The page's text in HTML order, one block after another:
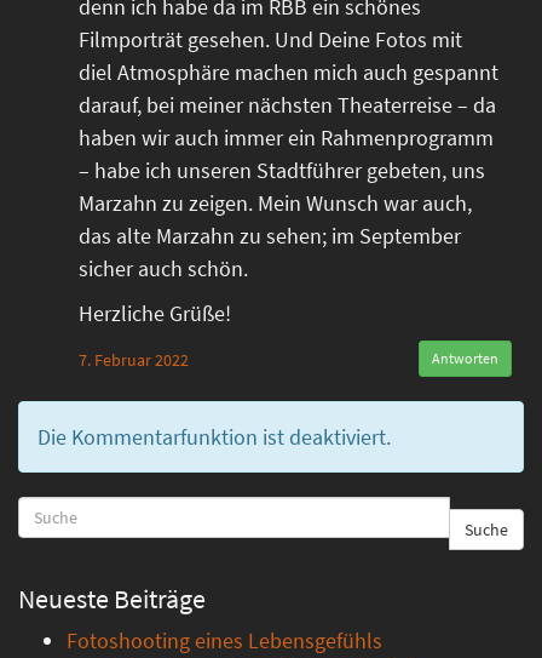
denn ich habe da im RBB ein schönes
Filmporträt gesehen. Und Deine Fotos mit
diel Atmosphäre machen mich auch gespannt
darauf, bei meiner nächsten Theaterreise – da
haben wir auch immer ein Rahmenprogramm
– habe ich unseren Stadtführer gebeten, uns
Marzahn zu zeigen. Mein Wunsch war auch,
das alte Marzahn zu sehen; im September
sicher auch schön.
Herzliche Grüße!
7. Februar 2022 Antworten
Die Kommentarfunktion ist deaktiviert.
Suche
Neueste Beiträge
Fotoshooting eines Lebensgefühls